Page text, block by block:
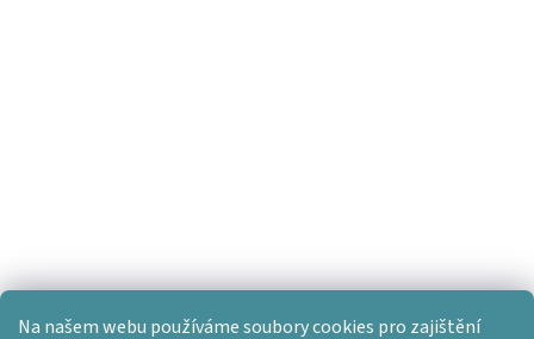
Na našem webu používáme soubory cookies pro zajištění